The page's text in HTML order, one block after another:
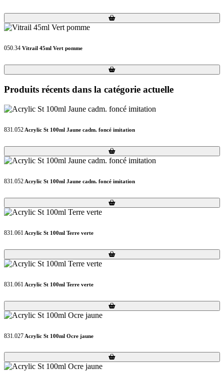
Loading...
Loading...
050.34 Vitrail 45ml Vert pomme
Loading...
Loading...
Produits récents dans la catégorie actuelle
831.052 Acrylic St 100ml Jaune cadm. foncé imitation
Loading...
Loading...
831.052 Acrylic St 100ml Jaune cadm. foncé imitation
Loading...
Loading...
831.061 Acrylic St 100ml Terre verte
Loading...
Loading...
831.061 Acrylic St 100ml Terre verte
Loading...
Loading...
831.027 Acrylic St 100ml Ocre jaune
Loading...
Loading...